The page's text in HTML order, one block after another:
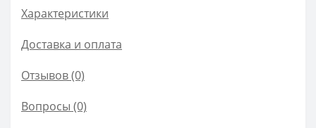
Характеристики
Доставка и оплата
Отзывов (0)
Вопросы (0)